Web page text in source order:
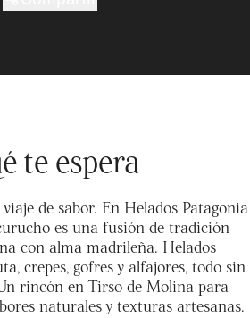
te espera
de sabor. En Helados Patagonia
es una fusión de tradición
con alma madrileña. Helados
crepes, gofres y alfajores, todo sin
rincón en Tirso de Molina para
naturales y texturas artesanas.